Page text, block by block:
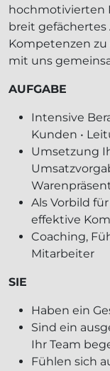
hochmotivierten
breit
Kompetenzen
mit uns
AUFGABE
Intensive
Kunden •
Umsetzung
Als Vorbild
effektive
Coaching,
Mitarbeiter
SIE
Haben ein
Sind ein
Ihr Team
Fühlen sich